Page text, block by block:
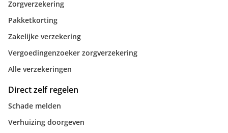
Zorgverzekering
Pakketkorting
Zakelijke verzekering
Vergoedingenzoeker zorgverzekering
Alle verzekeringen
Direct zelf regelen
Schade melden
Verhuizing doorgeven